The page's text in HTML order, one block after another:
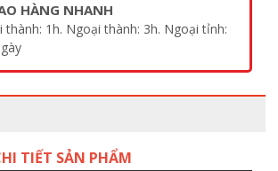
SẢN PHẨM CHÍNH HÃNG
Cam kết sản phẩm chính hãng
TIẾT SẢN PHẨM